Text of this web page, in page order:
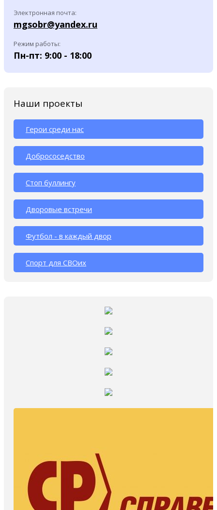
Электронная почта:
mgsobr@yandex.ru
Режим работы:
Пн-пт: 9:00 - 18:00
Наши проекты
Герои среди нас
Добрососедство
Стоп буллингу
Дворовые встречи
Футбол - в каждый двор
Спорт для СВОих